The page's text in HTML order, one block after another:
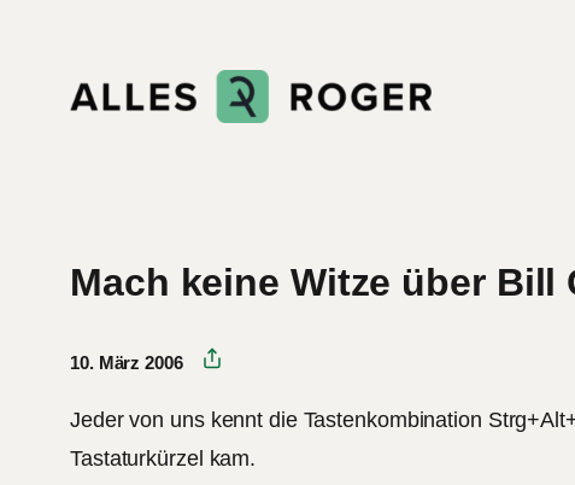
Mach keine Witze über Bill
10. März 2006
Jeder von uns kennt die Tastenkombination
Tastaturkürzel kam.